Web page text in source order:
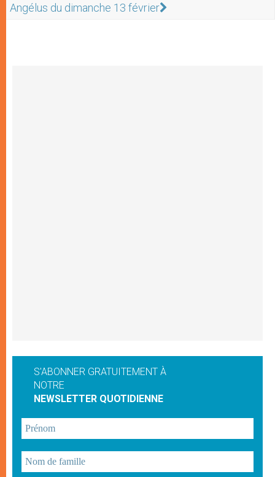
Angélus du dimanche 13 février
S'ABONNER GRATUITEMENT À
NOTRE
NEWSLETTER QUOTIDIENNE